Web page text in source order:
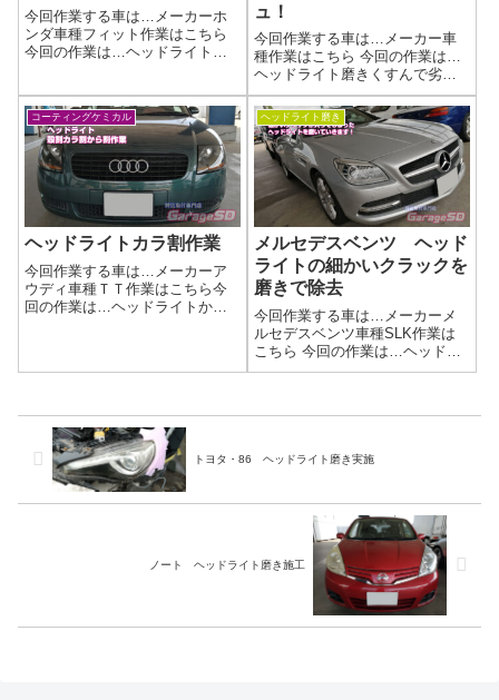
今回作業する車は…メーカーホ
ンダ車種フィット作業はこちら
今回の作業は…ヘッドライト磨
(^^)/上部が曇ってしまっています
( 一一)作業写真バッチリ綺麗に
なりました(^_-)-☆ヘッド...
ュ！
今回作業する車は…メーカー車
種作業はこちら 今回の作業は…
ヘッドライト磨きくすんで劣化
してしまったヘッドライトを磨
きあげましょう！作業写真バッ
チリ綺麗になりました(^_-)-☆ヘ
ッドライト磨きの工程当店施工
事例ヘッドライト磨きの施工例
ブログ...
コーティングケミカル
ヘッドライトカラ割作業
今回作業する車は…メーカーア
ウディ車種ＴＴ作業はこちら今
回の作業は…ヘッドライトから
ング！作業写真内側には水滴跡
グを…作業完了し...
ヘッドライト磨き
メルセデスベンツ ヘッド
ライトの細かいクラックを
磨きで除去
今回作業する車は…メーカーメ
ルセデスベンツ車種SLK作業は
こちら 今回の作業は…ヘッドラ
イト磨きくすんで劣化してしま
は、ドイツ車あるあるなんです
に細か...
トヨタ・86 ヘッドライト磨き実施
ノート ヘッドライト磨き施工